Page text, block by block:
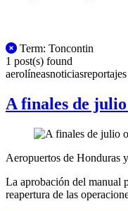
All Posts
Term: Toncontin
1 post(s) found
aerolíneasnoticiasreportajes
A finales de
Aeropuertos de Honduras
La aprobación del manual
reapertura de las